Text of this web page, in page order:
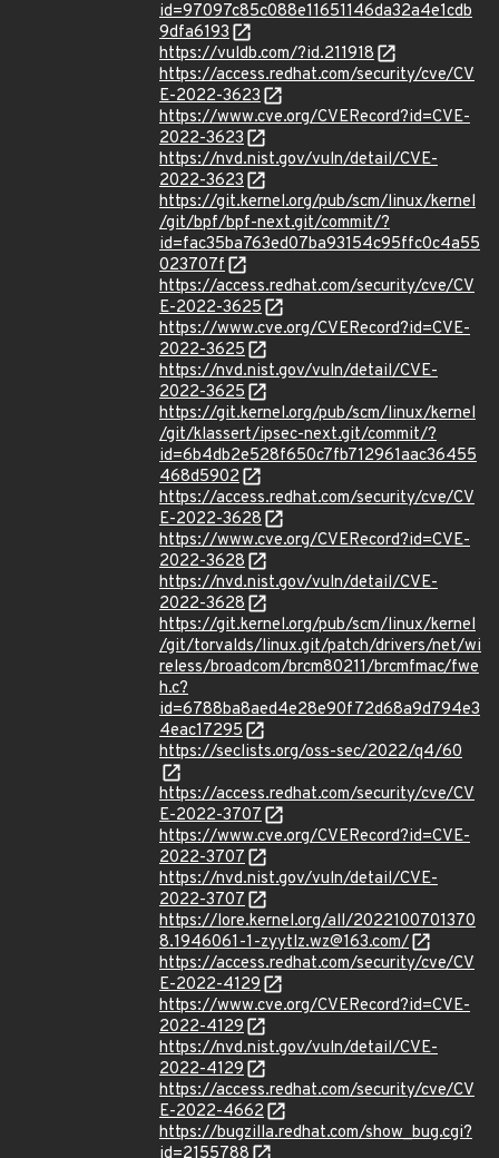
id=97097c85c088e11651146da32a4e1cdb
9dfa6193
https://vuldb.com/?id.211918
https://access.redhat.com/security/cve/CV
E-2022-3623
https://www.cve.org/CVERecord?id=CVE-
2022-3623
https://nvd.nist.gov/vuln/detail/CVE-
2022-3623
https://git.kernel.org/pub/scm/linux/kernel
/git/bpf/bpf-next.git/commit/?
id=fac35ba763ed07ba93154c95ffc0c4a55
023707f
https://access.redhat.com/security/cve/CV
E-2022-3625
https://www.cve.org/CVERecord?id=CVE-
2022-3625
https://nvd.nist.gov/vuln/detail/CVE-
2022-3625
https://git.kernel.org/pub/scm/linux/kernel
/git/klassert/ipsec-next.git/commit/?
id=6b4db2e528f650c7fb712961aac36455
468d5902
https://access.redhat.com/security/cve/CV
E-2022-3628
https://www.cve.org/CVERecord?id=CVE-
2022-3628
https://nvd.nist.gov/vuln/detail/CVE-
2022-3628
https://git.kernel.org/pub/scm/linux/kernel
/git/torvalds/linux.git/patch/drivers/net/wi
reless/broadcom/brcm80211/brcmfmac/fwe
h.c?
id=6788ba8aed4e28e90f72d68a9d794e3
4eac17295
https://seclists.org/oss-sec/2022/q4/60
https://access.redhat.com/security/cve/CV
E-2022-3707
https://www.cve.org/CVERecord?id=CVE-
2022-3707
https://nvd.nist.gov/vuln/detail/CVE-
2022-3707
https://lore.kernel.org/all/2022100701370
8.1946061-1-zyytlz.wz@163.com/
https://access.redhat.com/security/cve/CV
E-2022-4129
https://www.cve.org/CVERecord?id=CVE-
2022-4129
https://nvd.nist.gov/vuln/detail/CVE-
2022-4129
https://access.redhat.com/security/cve/CV
E-2022-4662
https://bugzilla.redhat.com/show_bug.cgi?